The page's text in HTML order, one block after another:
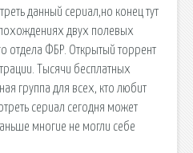
данный сериал,но конец тут
двух полевых
отдела ФБР. Открытый торрент
Тысячи бесплатных
группа для всех, кто любит
сериал сегодня может
многие не могли себе